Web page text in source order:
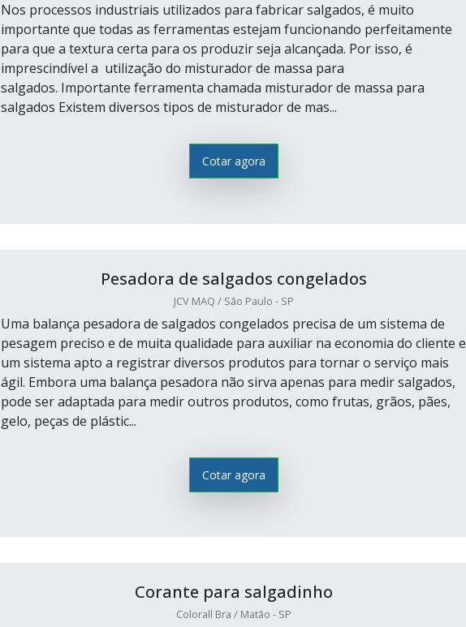
Nos processos industriais utilizados para fabricar salgados, é muito
importante que todas as ferramentas estejam funcionando perfeitamente
para que a textura certa para os produzir seja alcançada. Por isso, é
imprescindível a utilização do misturador de massa para
salgados. Importante ferramenta chamada misturador de massa para
salgados Existem diversos tipos de misturador de mas...
Cotar agora
Pesadora de salgados congelados
JCV MAQ / São Paulo - SP
Uma balança pesadora de salgados congelados precisa de um sistema de
pesagem preciso e de muita qualidade para auxiliar na economia do cliente e
um sistema apto a registrar diversos produtos para tornar o serviço mais
ágil. Embora uma balança pesadora não sirva apenas para medir salgados,
pode ser adaptada para medir outros produtos, como frutas, grãos, pães,
gelo, peças de plástic...
Cotar agora
Corante para salgadinho
Colorall Bra / Matão - SP